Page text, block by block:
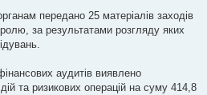
передано 25 матеріалів заходів
за результатами розгляду яких
аудитів виявлено
та ризикових операцій на суму 414,8